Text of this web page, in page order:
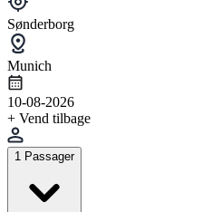
Sønderborg
Munich
10-08-2026
+ Vend tilbage
1 Passager